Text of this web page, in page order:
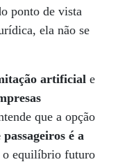
ponto de vista
ela não se
artificial e
que a opção
é a
o equilíbrio futuro